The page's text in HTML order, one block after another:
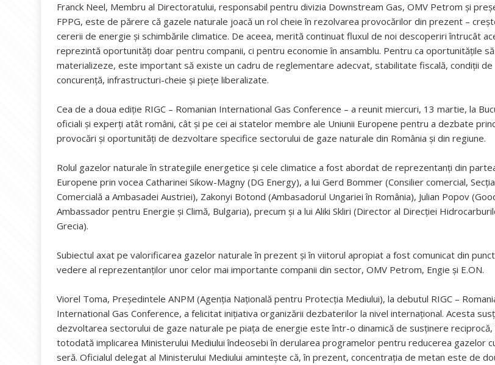
Franck Neel, Membru al Directoratului, responsabil pentru divizia Downstream Gas, OMV Petrom și
FPPG, este de părere că gazele naturale joacă un rol cheie în rezolvarea provocărilor din prezent –
cererii de energie și schimbările climatice. De aceea, merită continuat fluxul de noi descoperiri întrucât
reprezintă oportunități doar pentru companii, ci pentru economie în ansamblu. Pentru ca oportunitățile
materializeze, este important să existe un cadru de reglementare adecvat, stabilitate fiscală, condiții de
concurență, infrastructuri-cheie și piețe liberalizate.
Cea de a doua ediție RIGC – Romanian International Gas Conference – a reunit miercuri, 13 martie, la
oficiali și experți atât români, cât și pe cei ai statelor membre ale Uniunii Europene pentru a dezbate
provocări și oportunități de dezvoltare specifice sectorului de gaze naturale din România și din regiune.
Rolul gazelor naturale în strategiile energetice și cele climatice a fost abordat de reprezentanți din
Europene prin vocea Catharinei Sikow-Magny (DG Energy), a lui Gerd Bommer (Consilier comercial, Secția
Comercială a Ambasadei Austriei), Zakonyi Botond (Ambasadorul Ungariei în România), Julian Popov
Ambassador pentru Energie și Climă, Bulgaria), precum și a lui Aliki Skliri (Director al Direcției
Grecia).
Subiectul axat pe valorificarea gazelor naturale în prezent și în viitorul apropiat a fost comunicat din
vedere al reprezentanților unor celor mai importante companii din sector, OMV Petrom, Engie și E.ON.
Viorel Toma, Președintele ANPM (Agenția Națională pentru Protecția Mediului), la debutul RIGC –
International Gas Conference, a felicitat inițiativa organizării dezbaterilor la nivel internațional. Acesta
dezvoltarea sectorului de gaze naturale pe piața de energie este într-o dinamică de susținere reciprocă,
totodată implicarea Ministerului Mediului îndeosebi în derularea programelor pentru reducerea gazelor
seră. Oficialul delegat al Ministerului Mediului amintește că, în prezent, concentrația de metan este de